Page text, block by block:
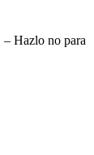
– Hazlo no para